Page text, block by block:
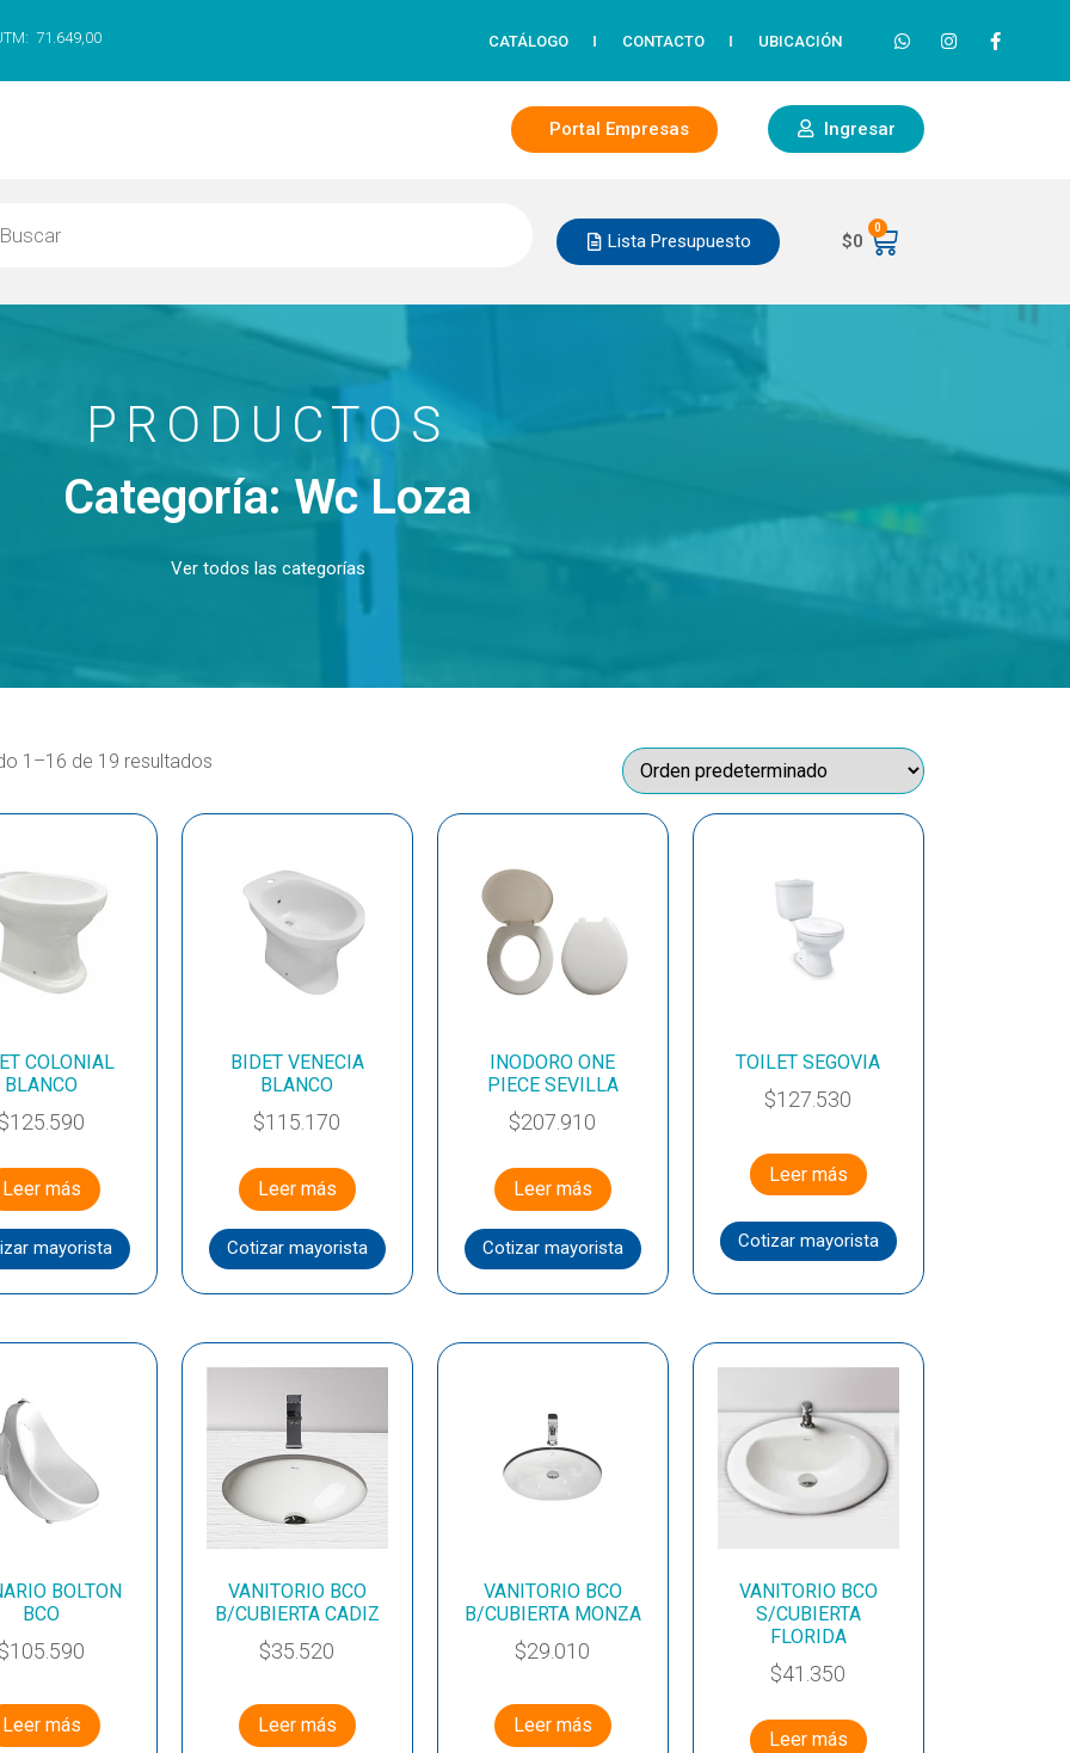
71.649,00 CATÁLOGO CONTACTO UBICACIÓN
Portal Empresas Ingresar
Lista Presupuesto $0
0
PRODUCTOS
Categoría: Wc Loza
Ver todos las categorías
1–16 de 19 resultados
COLONIAL
BLANCO
125.590
Leer más
mayorista
BIDET VENECIA
BLANCO
$115.170
Leer más
Cotizar mayorista
INODORO ONE
PIECE SEVILLA
$207.910
Leer más
Cotizar mayorista
TOILET SEGOVIA
$127.530
Leer más
Cotizar mayorista
BOLTON
BCO
105.590
Leer más
VANITORIO BCO
B/CUBIERTA CADIZ
$35.520
Leer más
VANITORIO BCO
B/CUBIERTA MONZA
$29.010
Leer más
VANITORIO BCO
S/CUBIERTA
FLORIDA
$41.350
Leer más